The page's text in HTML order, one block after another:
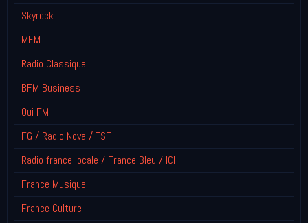
Skyrock
MFM
Radio Classique
BFM Business
Oui FM
FG / Radio Nova / TSF
Radio france locale / France Bleu / ICI
France Musique
France Culture